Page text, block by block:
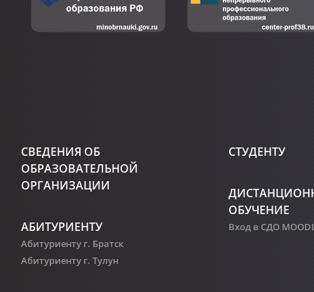
СВЕДЕНИЯ ОБ
ОБРАЗОВАТЕЛЬНОЙ
ОРГАНИЗАЦИИ
АБИТУРИЕНТУ
Абитуриенту г. Братск
Абитуриенту г. Тулун
СТУДЕНТУ
ОБУЧЕНИЕ
Вход в СДО